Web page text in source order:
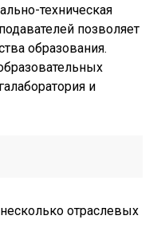
техническая
позволяет
образования.
и
отраслевых